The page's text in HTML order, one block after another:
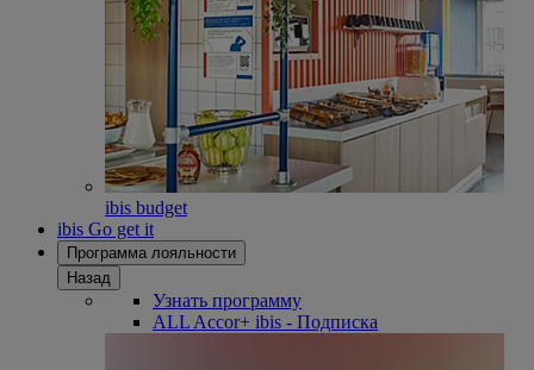
ibis budget
ibis Go get it
Программа лояльности
Назад
Узнать программу
ALL Accor+ ibis - Подписка